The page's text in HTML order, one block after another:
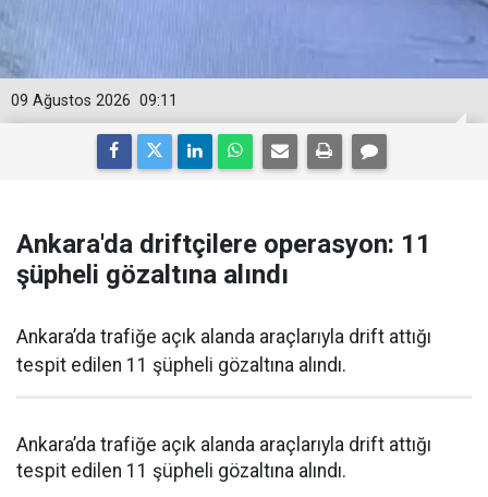
09:11
09 Ağustos 2026
Ankara'da driftçilere operasyon: 11
şüpheli gözaltına alındı
Ankara’da trafiğe açık alanda araçlarıyla drift attığı
tespit edilen 11 şüpheli gözaltına alındı.
Ankara’da trafiğe açık alanda araçlarıyla drift attığı
tespit edilen 11 şüpheli gözaltına alındı.